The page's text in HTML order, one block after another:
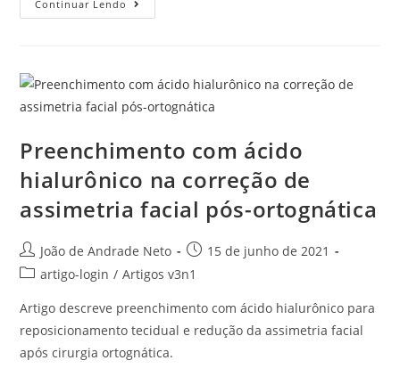
Continuar Lendo
Preenchimento com ácido
hialurônico na correção de
assimetria facial pós-ortognática
João de Andrade Neto
15 de junho de 2021
artigo-login / Artigos v3n1
Artigo descreve preenchimento com ácido hialurônico para
reposicionamento tecidual e redução da assimetria facial
após cirurgia ortognática.